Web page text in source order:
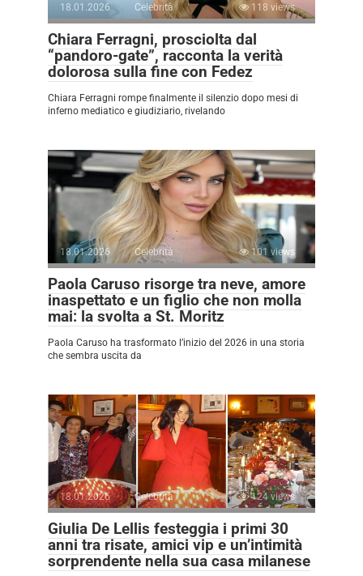
18.01.2026 Celebrità 118 views
Chiara Ferragni, prosciolta dal
“pandoro-gate”, racconta la verità
dolorosa sulla fine con Fedez
Chiara Ferragni rompe finalmente il silenzio dopo mesi di
inferno mediatico e giudiziario, rivelando
18.01.2026 Celebrità 101 views
Paola Caruso risorge tra neve, amore
inaspettato e un figlio che non molla
mai: la svolta a St. Moritz
Paola Caruso ha trasformato l’inizio del 2026 in una storia
che sembra uscita da
18.01.2026 Celebrità 124 views
Giulia De Lellis festeggia i primi 30
anni tra risate, amici vip e un’intimità
sorprendente nella sua casa milanese